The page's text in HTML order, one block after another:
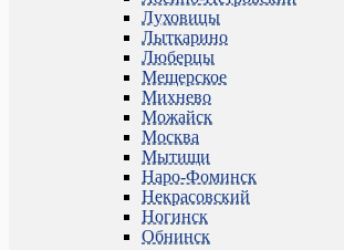
Луховицы
Лыткарино
Люберцы
Мещерское
Михнево
Можайск
Москва
Мытищи
Наро-Фоминск
Некрасовский
Ногинск
Обнинск